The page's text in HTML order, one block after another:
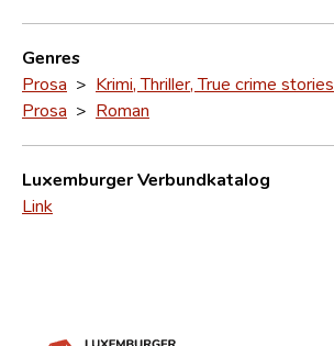
Genres
Prosa > Krimi, Thriller, True crime stories
Prosa > Roman
Luxemburger Verbundkatalog
Link